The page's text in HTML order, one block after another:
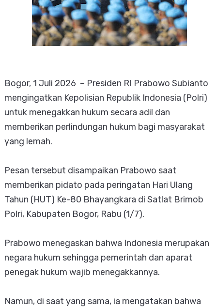
Bogor, 1 Juli 2026 – Presiden RI Prabowo Subianto
mengingatkan Kepolisian Republik Indonesia (Polri)
untuk menegakkan hukum secara adil dan
memberikan perlindungan hukum bagi masyarakat
yang lemah.
Pesan tersebut disampaikan Prabowo saat
memberikan pidato pada peringatan Hari Ulang
Tahun (HUT) Ke-80 Bhayangkara di Satlat Brimob
Polri, Kabupaten Bogor, Rabu (1/7).
Prabowo menegaskan bahwa Indonesia merupakan
negara hukum sehingga pemerintah dan aparat
penegak hukum wajib menegakkannya.
Namun, di saat yang sama, ia mengatakan bahwa